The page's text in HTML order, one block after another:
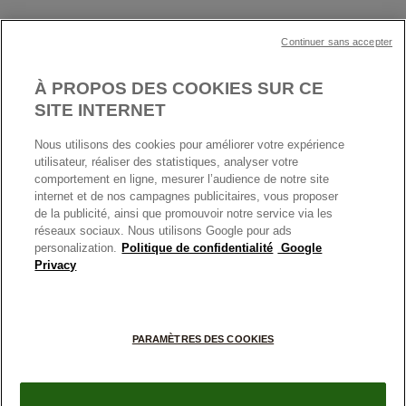
Plan du site
Politique des cookies
Politique de confidentialité
Conditions générales de vente
Conditions générales de vente Click & Collect
Plateforme ODR
Information sur le fabricant et l'importateur
Index égalité Femme/Homme
FRANCE
France
© TOUS DROITS RESERVES. 2026 Pandora
À PROPOS DES COOKIES SUR CE
SITE INTERNET
Nous utilisons des cookies pour améliorer votre expérience
utilisateur, réaliser des statistiques, analyser votre
comportement en ligne, mesurer l’audience de notre site
internet et de nos campagnes publicitaires, vous proposer
de la publicité, ainsi que promouvoir notre service via les
réseaux sociaux. Nous utilisons Google pour ads
personalization. Politique de confidentialité Google
Privacy
PARAMÈTRES DES COOKIES
Continuer sans accepter